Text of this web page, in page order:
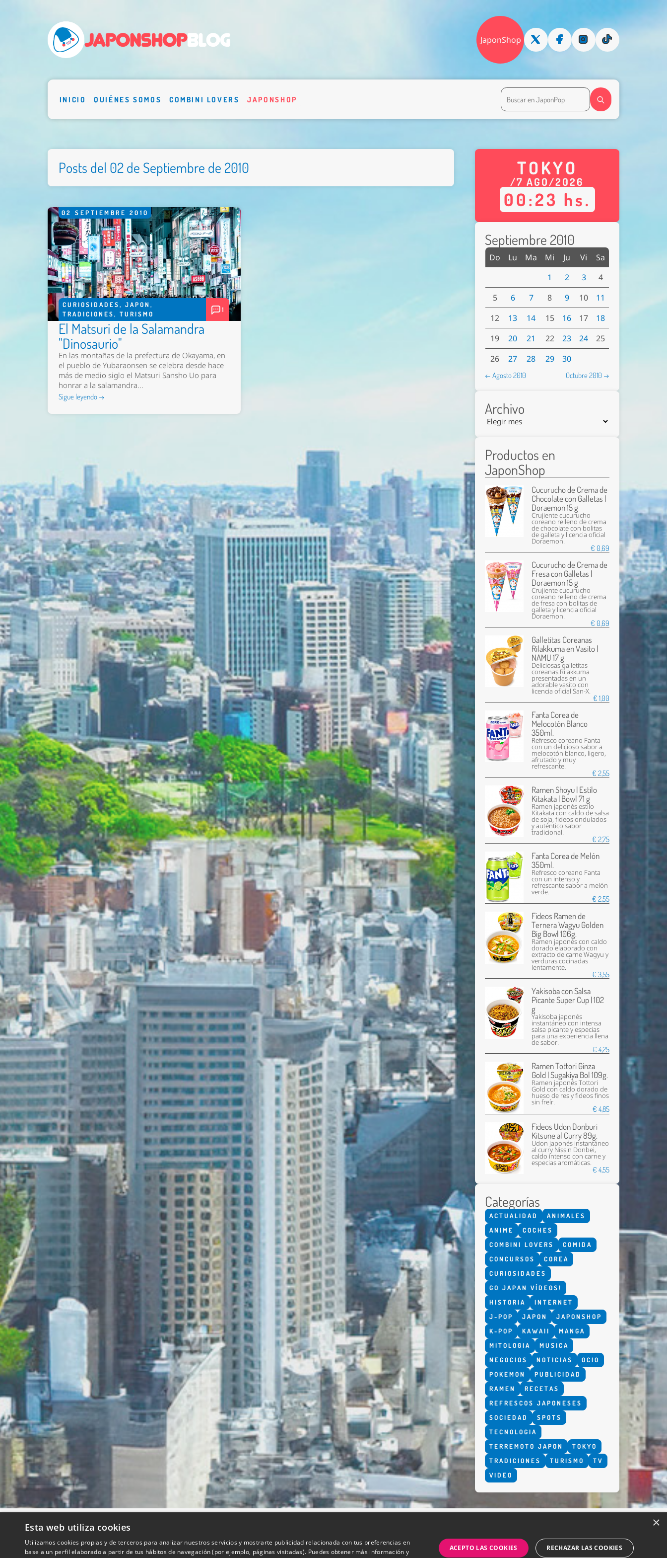
JaponShop
INICIO QUIÉNES SOMOS COMBINI LOVERS JAPONSHOP
Posts del 02 de Septiembre de 2010
02 SEPTIEMBRE 2010
CURIOSIDADES,JAPON,
TRADICIONES,TURISMO
1
El Matsuri de la Salamandra
"Dinosaurio"
En las montañas de la prefectura de Okayama, en
el pueblo de Yubaraonsen se celebra desde hace
más de medio siglo el Matsuri Sansho Uo para
honrar a la salamandra...
Sigue leyendo →
TOKYO
/7 AGO/2026
00:23 hs.
Septiembre 2010
Do Lu Ma Mi Ju Vi
Sa
1
2 3
4
5
6 7 8 9 10
11
12
13 14 15 16 17
18
19
20 21 22 23 24
25
26
27 28 29 30
← Agosto 2010 Octubre 2010 →
Archivo
Productos en
JaponShop
Cucurucho de Crema de
Chocolate con Galletas |
Doraemon 15 g
Crujiente cucurucho
coreano relleno de crema
de chocolate con bolitas
de galleta y licencia oficial
Doraemon.
€ 0,69
Cucurucho de Crema de
Fresa con Galletas |
Doraemon 15 g
Crujiente cucurucho
coreano relleno de crema
de fresa con bolitas de
galleta y licencia oficial
Doraemon.
€ 0,69
Galletitas Coreanas
Rilakkuma en Vasito |
NAMU 17 g
Deliciosas galletitas
coreanas Rilakkuma
presentadas en un
adorable vasito con
licencia oficial San-X.
€ 1,00
Fanta Corea de
Melocotón Blanco
350ml.
Refresco coreano Fanta
con un delicioso sabor a
melocotón blanco, ligero,
afrutado y muy
refrescante.
€ 2,55
Ramen Shoyu | Estilo
Kitakata | Bowl 71 g
Ramen japonés estilo
Kitakata con caldo de salsa
de soja, fideos ondulados
y auténtico sabor
tradicional.
€ 2,75
Fanta Corea de Melón
350ml.
Refresco coreano Fanta
con un intenso y
refrescante sabor a melón
verde.
€ 2,55
Fideos Ramen de
Ternera Wagyu Golden
Big Bowl 106g.
Ramen japonés con caldo
dorado elaborado con
extracto de carne Wagyu y
verduras cocinadas
lentamente.
€ 3,55
Yakisoba con Salsa
Picante Super Cup | 102
g
Yakisoba japonés
instantáneo con intensa
salsa picante y especias
para una experiencia llena
de sabor.
€ 4,25
Ramen Tottori Ginza
Gold | Sugakiya Bol 109g.
Ramen japonés Tottori
Gold con caldo dorado de
hueso de res y fideos finos
sin freír.
€ 4,85
Fideos Udon Donburi
Kitsune al Curry 89g.
Udon japonés instantáneo
al curry Nissin Donbei,
caldo intenso con carne y
especias aromáticas.
€ 4,55
Categorías
ACTUALIDAD
ANIMALES
ANIME
COCHES
COMBINI LOVERS
COMIDA
CONCURSOS
COREA
CURIOSIDADES
GO JAPAN VÍDEOS!
HISTORIA
INTERNET
J-POP
JAPON
JAPONSHOP
K-POP
KAWAII
MANGA
MITOLOGIA
MUSICA
NEGOCIOS
NOTICIAS
OCIO
POKEMON
PUBLICIDAD
RAMEN
RECETAS
REFRESCOS JAPONESES
SOCIEDAD
SPOTS
TECNOLOGIA
TERREMOTO JAPON
TOKYO
TRADICIONES
TURISMO
TV
VIDEO
×
Esta web utiliza cookies
Utilizamos cookies propias y de terceros para analizar nuestros servicios y mostrarte publicidad relacionada con tus preferencias en
base a un perfil elaborado a partir de tus hábitos de navegación (por ejemplo, páginas visitadas). Puedes obtener más información y
ACEPTO LAS COOKIES RECHAZAR LAS COOKIES